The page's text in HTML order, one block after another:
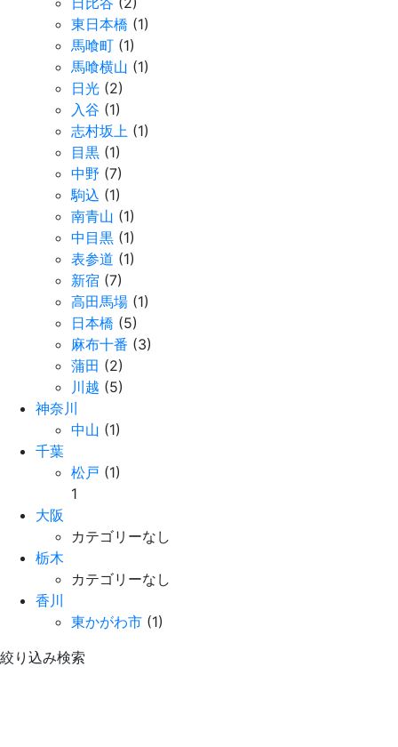
東日本橋 (1)
馬喰町 (1)
馬喰横山 (1)
日光 (2)
入谷 (1)
志村坂上 (1)
目黒 (1)
中野 (7)
駒込 (1)
南青山 (1)
中目黒 (1)
表参道 (1)
新宿 (7)
高田馬場 (1)
日本橋 (5)
麻布十番 (3)
蒲田 (2)
川越 (5)
神奈川
中山 (1)
千葉
松戸 (1)
1
大阪
カテゴリーなし
栃木
カテゴリーなし
香川
東かがわ市 (1)
絞り込み検索